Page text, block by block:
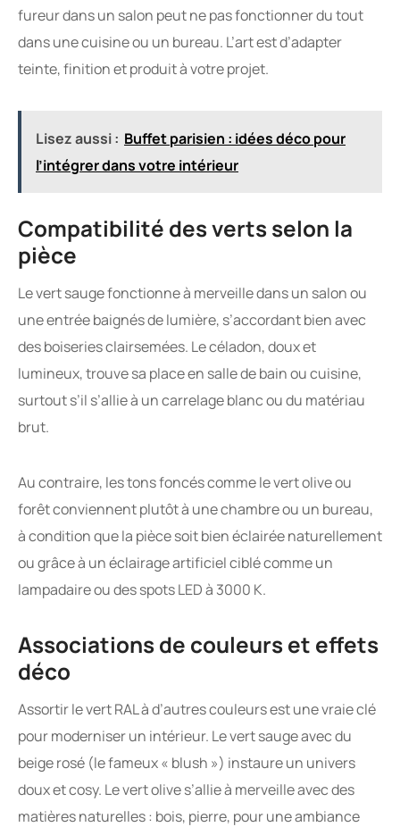
fureur dans un salon peut ne pas fonctionner du tout
dans une cuisine ou un bureau. L’art est d’adapter
teinte, finition et produit à votre projet.
Lisez aussi : Buffet parisien : idées déco pour
l’intégrer dans votre intérieur
Compatibilité des verts selon la
pièce
Le vert sauge fonctionne à merveille dans un salon ou
une entrée baignés de lumière, s’accordant bien avec
des boiseries clairsemées. Le céladon, doux et
lumineux, trouve sa place en salle de bain ou cuisine,
surtout s’il s’allie à un carrelage blanc ou du matériau
brut.
Au contraire, les tons foncés comme le vert olive ou
forêt conviennent plutôt à une chambre ou un bureau,
à condition que la pièce soit bien éclairée naturellement
ou grâce à un éclairage artificiel ciblé comme un
lampadaire ou des spots LED à 3000 K.
Associations de couleurs et effets
déco
Assortir le vert RAL à d’autres couleurs est une vraie clé
pour moderniser un intérieur. Le vert sauge avec du
beige rosé (le fameux « blush ») instaure un univers
doux et cosy. Le vert olive s’allie à merveille avec des
matières naturelles : bois, pierre, pour une ambiance